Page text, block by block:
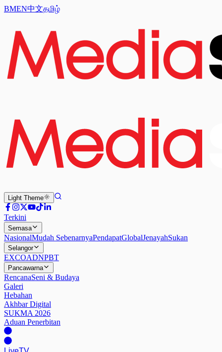
BMEN中文தமிழ்
Light Theme
Terkini
Semasa
NasionalMudah SebenarnyaPendapatGlobalJenayahSukan
Selangor
EXCOADNPBT
Pancawarna
RencanaSeni & Budaya
Galeri
Hebahan
Akhbar Digital
SUKMA 2026
Aduan Penerbitan